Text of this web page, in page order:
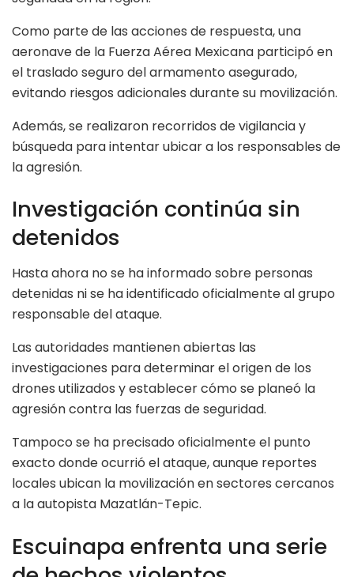
Como parte de las acciones de respuesta, una
aeronave de la Fuerza Aérea Mexicana participó en
el traslado seguro del armamento asegurado,
evitando riesgos adicionales durante su movilización.
Además, se realizaron recorridos de vigilancia y
búsqueda para intentar ubicar a los responsables de
la agresión.
Investigación continúa sin
detenidos
Hasta ahora no se ha informado sobre personas
detenidas ni se ha identificado oficialmente al grupo
responsable del ataque.
Las autoridades mantienen abiertas las
investigaciones para determinar el origen de los
drones utilizados y establecer cómo se planeó la
agresión contra las fuerzas de seguridad.
Tampoco se ha precisado oficialmente el punto
exacto donde ocurrió el ataque, aunque reportes
locales ubican la movilización en sectores cercanos
a la autopista Mazatlán-Tepic.
Escuinapa enfrenta una serie